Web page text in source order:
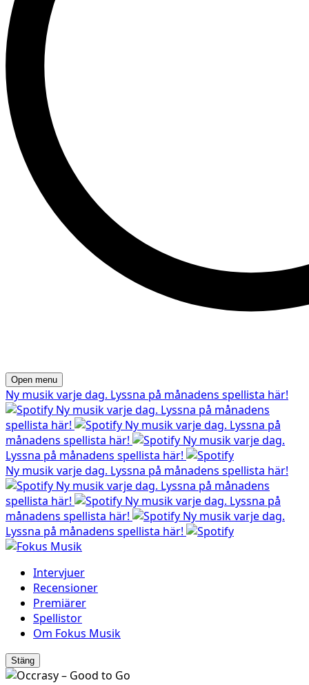
Open menu
Ny musik varje dag. Lyssna på månadens spellista här!
Ny musik varje dag. Lyssna på månadens
spellista här!
Ny musik varje dag. Lyssna på
månadens spellista här!
Ny musik varje dag.
Lyssna på månadens spellista här!
Ny musik varje dag. Lyssna på månadens spellista här!
Ny musik varje dag. Lyssna på månadens
spellista här!
Ny musik varje dag. Lyssna på
månadens spellista här!
Ny musik varje dag.
Lyssna på månadens spellista här!
Intervjuer
Recensioner
Premiärer
Spellistor
Om Fokus Musik
Stäng